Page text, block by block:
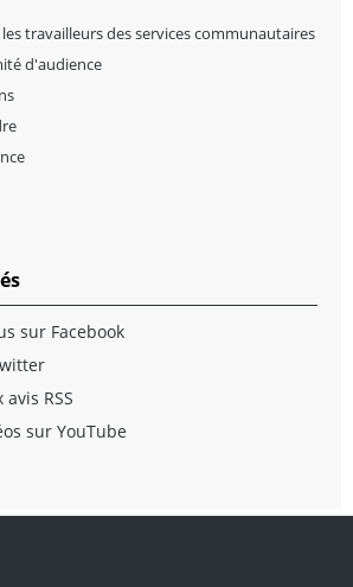
travailleurs des services communautaires
d'audience
sur Facebook
RSS
sur YouTube